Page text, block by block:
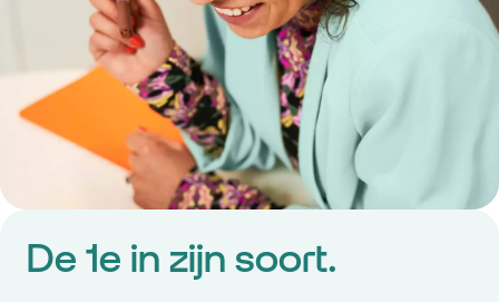
De 1e in zijn soort.